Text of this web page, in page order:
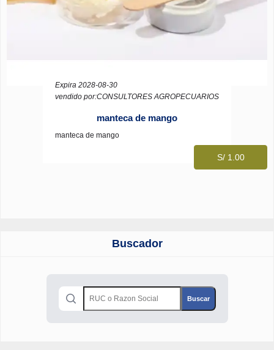
Expira 2028-08-30
vendido por:CONSULTORES AGROPECUARIOS
manteca de mango
manteca de mango
S/ 1.00
Buscador